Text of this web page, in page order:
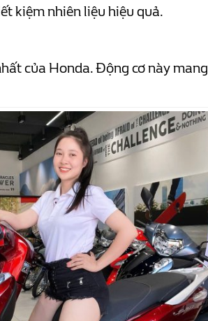
kiệm nhiên liệu hiệu quả.
của Honda. Động cơ này